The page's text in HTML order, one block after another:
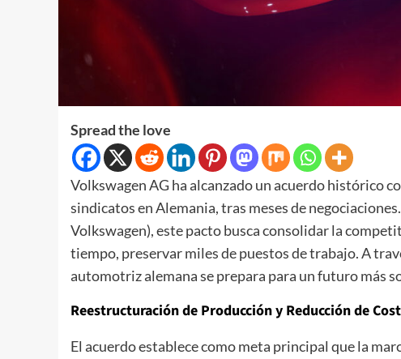
Spread the love
Volkswagen AG ha alcanzado un acuerdo histórico
sindicatos en Alemania, tras meses de
Volkswagen), este pacto busca consolidar la
tiempo, preservar miles de puestos de trabajo. A
automotriz alemana se prepara para un futuro más
Reestructuración de Producción y Reducción de
El acuerdo establece como meta principal que la